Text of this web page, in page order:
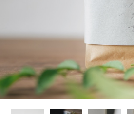
商品から探す